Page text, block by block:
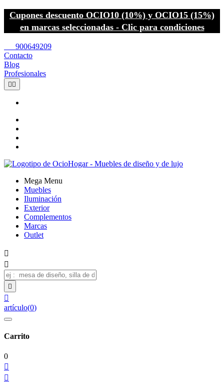
Cupones descuento OCIO10 (10%) y OCIO15 (15%)
en marcas seleccionadas - Clic para condiciones
900649209
Contacto
Blog
Profesionales
 
Mega Menu
Muebles
Iluminación
Exterior
Complementos
Marcas
Outlet




artículo(0)
Carrito
0

